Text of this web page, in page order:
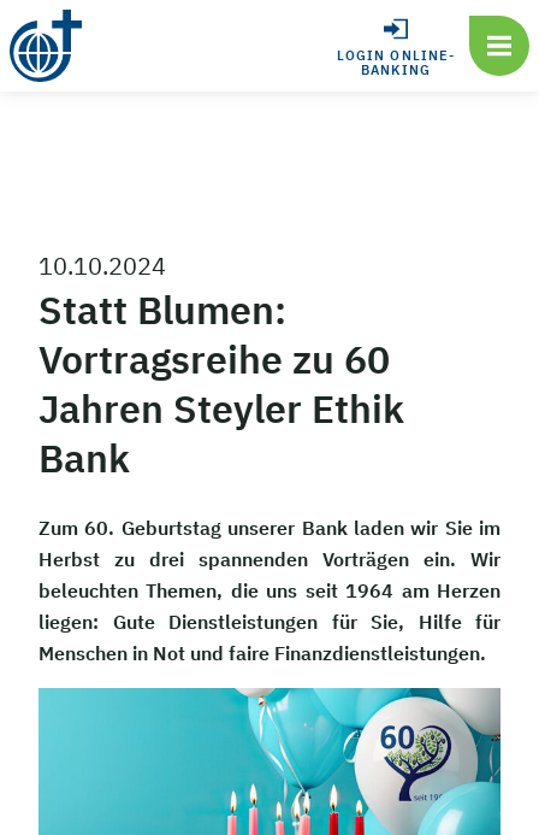
LOGIN ONLINE-
BANKING
10.10.2024
Statt Blumen:
Vortragsreihe zu 60
Jahren Steyler Ethik
Bank
Zum 60. Geburtstag unserer Bank laden wir Sie im
Herbst zu drei spannenden Vorträgen ein. Wir
beleuchten Themen, die uns seit 1964 am Herzen
liegen: Gute Dienstleistungen für Sie, Hilfe für
Menschen in Not und faire Finanzdienstleistungen.